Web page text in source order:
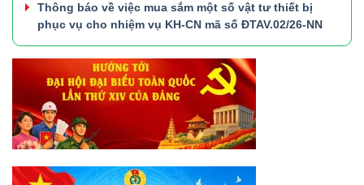
Thông báo về việc mua sắm một số vật tư thiết bị
phục vụ cho nhiệm vụ KH-CN mã số ĐTAV.02/26-NN